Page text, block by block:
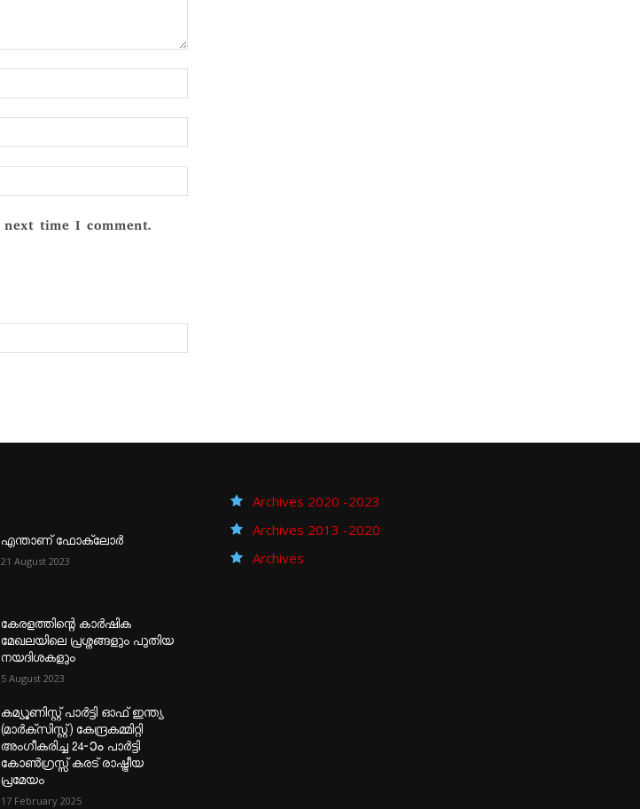
time I comment.
എന്താണ്‌ ഫോക്‌ലോർ
21 August 2023
കേരളത്തിന്റെ കാർഷിക
മേഖലയിലെ പ്രശ്നങ്ങളും പുതിയ
നയദിശകളും
5 August 2023
കമ്യൂണിസ്റ്റ് പാർട്ടി ഓഫ് ഇന്ത്യ
(മാർക്സിസ്റ്റ്) കേന്ദ്രകമ്മിറ്റി
അംഗീകരിച്ച 24‐ാം പാർട്ടി
കോൺഗ്രസ്സ് കരട് രാഷ്ട്രീയ
പ്രമേയം
17 February 2025
Archives 2020 -2023
Archives 2013 -2020
Archives